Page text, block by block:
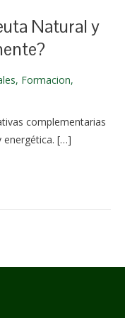
Natural y
, Formacion,
complementarias
energética. […]